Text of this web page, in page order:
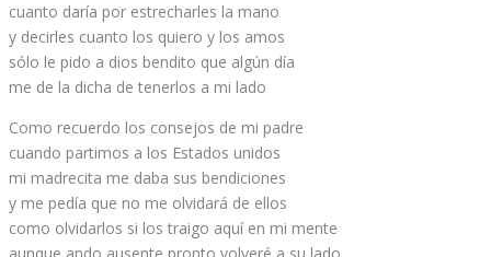
cuanto daría por estrecharles la mano
y decirles cuanto los quiero y los amos
sólo le pido a dios bendito que algún día
me de la dicha de tenerlos a mi lado
Como recuerdo los consejos de mi padre
cuando partimos a los Estados unidos
mi madrecita me daba sus bendiciones
y me pedía que no me olvidará de ellos
como olvidarlos si los traigo aquí en mi mente